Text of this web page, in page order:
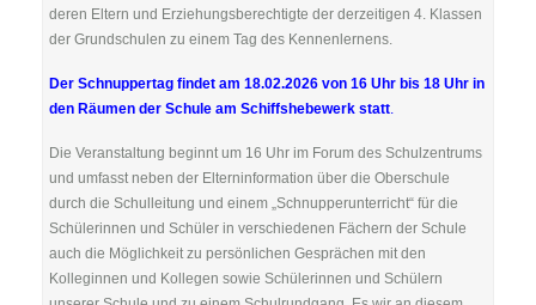
deren Eltern und Erziehungsberechtigte der derzeitigen 4. Klassen
der Grundschulen zu einem Tag des Kennenlernens.
Der Schnuppertag findet am 18.02.2026 von 16 Uhr bis 18 Uhr in
den Räumen der Schule am Schiffshebewerk statt.
Die Veranstaltung beginnt um 16 Uhr im Forum des Schulzentrums
und umfasst neben der Elterninformation über die Oberschule
durch die Schulleitung und einem „Schnupperunterricht“ für die
Schülerinnen und Schüler in verschiedenen Fächern der Schule
auch die Möglichkeit zu persönlichen Gesprächen mit den
Kolleginnen und Kollegen sowie Schülerinnen und Schülern